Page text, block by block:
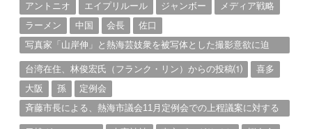
アントニオ
エイプリルール ジャンボー
メディア戦略
ラーメン
中国 会長
佐口
写真家「山岸伸」と熱海芸妓衆を被写体とした撮影意欲に迫
台湾在住、林俊宏氏（フランク・リン）からの投稿⑴
喜多
大阪
孫
定例会
斉藤市長による、熱海市議会11月定例会での上程議案に対する